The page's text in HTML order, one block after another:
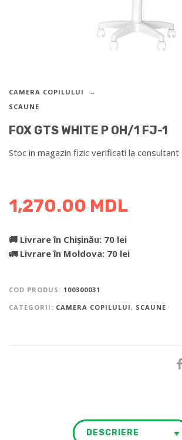
CAMERA COPILULUI
SCAUNE
FOX GTS WHITE P OH/1 FJ-1
Stoc in magazin fizic verificati la
1,270.00 MDL
🚚 Livrare în Chișinău: 70 lei
🚛 Livrare în Moldova: 70 lei
COD PRODUS: 100300031
CATEGORII: CAMERA COPILULUI , SCAUNE
DESCRIERE